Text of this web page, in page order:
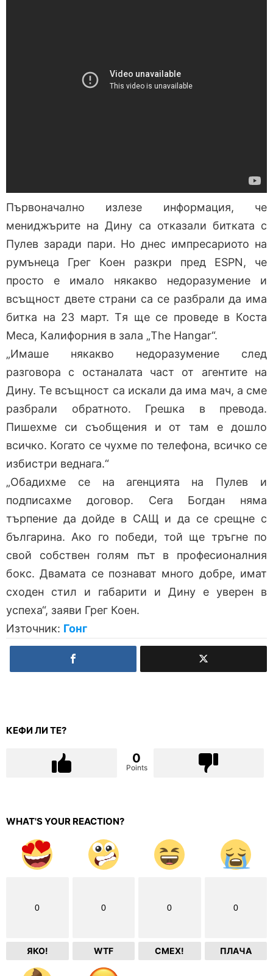
Първоначално излезе информация, че
мениджърите на Дину са отказали битката с
Пулев заради пари. Но днес импресариото на
румънеца Грег Коен разкри пред ESPN, че
просто е имало някакво недоразумение и
всъщност двете страни са се разбрали да има
битка на 23 март. Tя ще се проведе в Коста
Меса, Калифорния в зала „The Hangar“.
„Имаше някакво недоразумение след
разговора с останалата част от агентите на
Дину. Те всъщност са искали да има мач, а сме
разбрали обратното. Грешка в превода.
Пишехме си съобщения и от там е дошло
всичко. Когато се чухме по телефона, всичко се
избистри веднага.“
„Обадихме се на агенцията на Пулев и
подписахме договор. Сега Богдан няма
търпение да дойде в САЩ и да се срещне с
българина. Ако го победи, той ще тръгне по
свой собствен голям път в професионалния
бокс. Двамата се познават много добре, имат
сходен стил и габарити и Дину е уверен в
успеха“, заяви Грег Коен.
Източник: Гонг
КЕФИ ЛИ ТЕ?
0
Points
WHAT'S YOUR REACTION?
0
ЯКО!
0
WTF
0
СМЕХ!
0
ПЛАЧА